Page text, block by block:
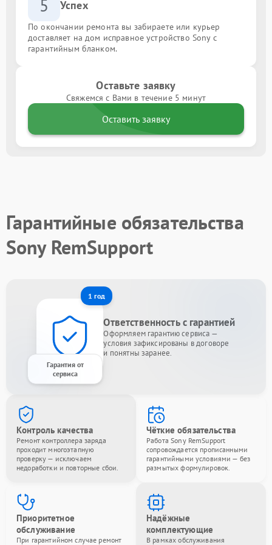
5 Успех
По окончании ремонта вы забираете или курьер
доставляет на дом исправное устройство Sony с
гарантийным бланком.
Оставьте заявку
Свяжемся с Вами в течение 5 минут
Оставить заявку
Гарантийные обязательства
Sony RemSupport
1 год
Гарантия от
сервиса
Ответственность с гарантией
Оформляем гарантию сервиса —
условия зафиксированы в договоре
и понятны заранее.
Контроль качества
Ремонт контроллера заряда
проходит многоэтапную
проверку — исключаем
недоработки и повторные сбои.
Чёткие обязательства
Работа Sony RemSupport
сопровождается прописанными
гарантийными условиями — без
размытых формулировок.
Приоритетное
обслуживание
При гарантийном случае ремонт
Надёжные
комплектующие
В рамках обслуживания